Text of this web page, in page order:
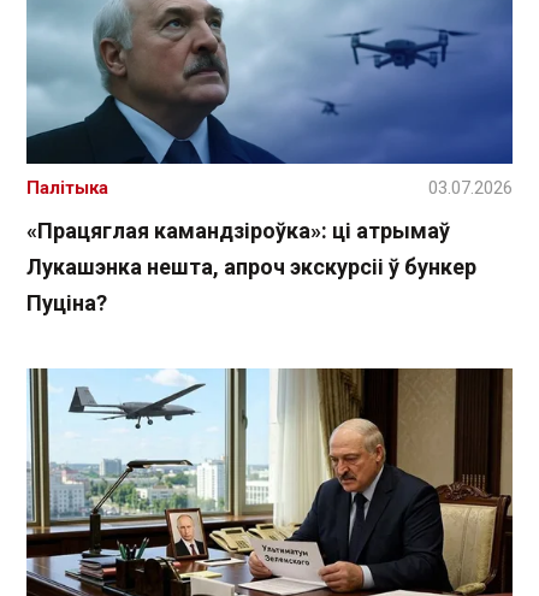
«Працяглая камандзіроўка»: ці атрымаў
Лукашэнка нешта, апроч экскурсіі ў бункер
Пуціна?
Палітыка 03.07.2026